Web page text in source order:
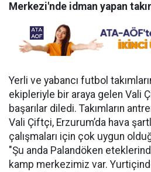
Merkezi'nde idman yapan
Yerli ve yabancı futbol
ekipleriyle bir araya gelen Vali
başarılar diledi. Takımların
Vali Çiftçi, Erzurum’da hava
çalışmaları için çok uygun
"Şu anda Palandöken
kamp merkezimiz var.